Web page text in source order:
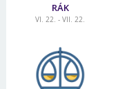
RÁK
VI. 22. - VII. 22.